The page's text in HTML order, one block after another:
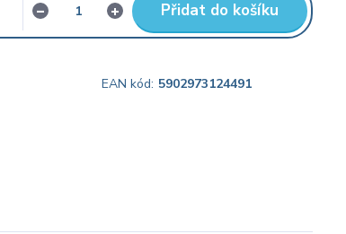
Přidat do košíku
EAN kód: 5902973124491